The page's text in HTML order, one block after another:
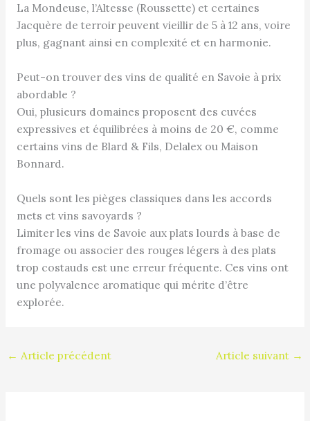
La Mondeuse, l’Altesse (Roussette) et certaines
Jacquère de terroir peuvent vieillir de 5 à 12 ans, voire
plus, gagnant ainsi en complexité et en harmonie.
Peut-on trouver des vins de qualité en Savoie à prix
abordable ?
Oui, plusieurs domaines proposent des cuvées
expressives et équilibrées à moins de 20 €, comme
certains vins de Blard & Fils, Delalex ou Maison
Bonnard.
Quels sont les pièges classiques dans les accords
mets et vins savoyards ?
Limiter les vins de Savoie aux plats lourds à base de
fromage ou associer des rouges légers à des plats
trop costauds est une erreur fréquente. Ces vins ont
une polyvalence aromatique qui mérite d’être
explorée.
← Article précédent Article suivant →